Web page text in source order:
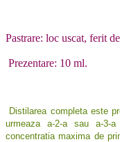
Pastrare: loc uscat, ferit
Prezentare: 10 ml.
Distilarea completa este
urmeaza a-2-a sau a-3-
concentratia maxima de